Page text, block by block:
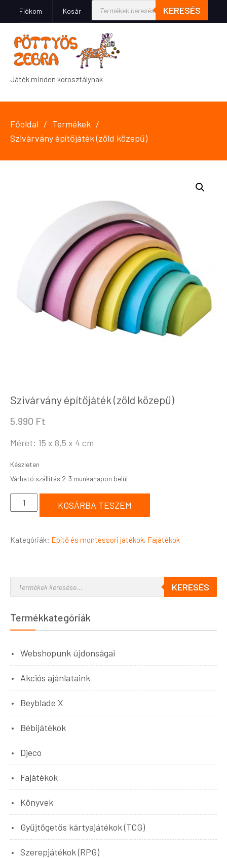
Fiókom Kosár KERESÉS
Játék minden korosztálynak
Főoldal
Termékek
Szivárvány építőjáték (zöld közepű)
Szivárvány építőjáték (zöld közepű)
5.990 Ft
Méret: 15 x 8,5 x 4 cm
Készleten
KOSÁRBA TESZEM
Kategóriák: Építő és montessori játékok, Fajátékok
KERESÉS
Termékkategóriák
Webshopunk újdonságai
Akciós ajánlataink
Beyblade X
Bébijátékok
Djeco
Fajátékok
Könyvek
Gyűjtögetős kártyajátékok (TCG)
Szerepjátékok (RPG)